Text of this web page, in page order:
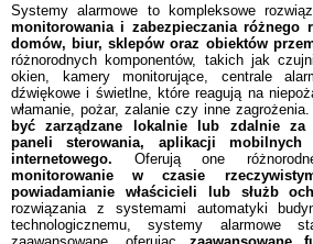
Systemy alarmowe to kompleksowe
monitorowania i zabezpieczania różnego
domów, biur, sklepów oraz obiektów
różnorodnych komponentów, takich jak
okien, kamery monitorujące, centrale
dźwiękowe i świetlne, które reagują na
włamanie, pożar, zalanie czy inne
być zarządzane lokalnie lub zdalnie za
paneli sterowania, aplikacji
internetowego. Oferują one
monitorowanie w czasie
powiadamianie właścicieli lub służb
rozwiązania z systemami automatyki
technologicznemu, systemy alarmowe